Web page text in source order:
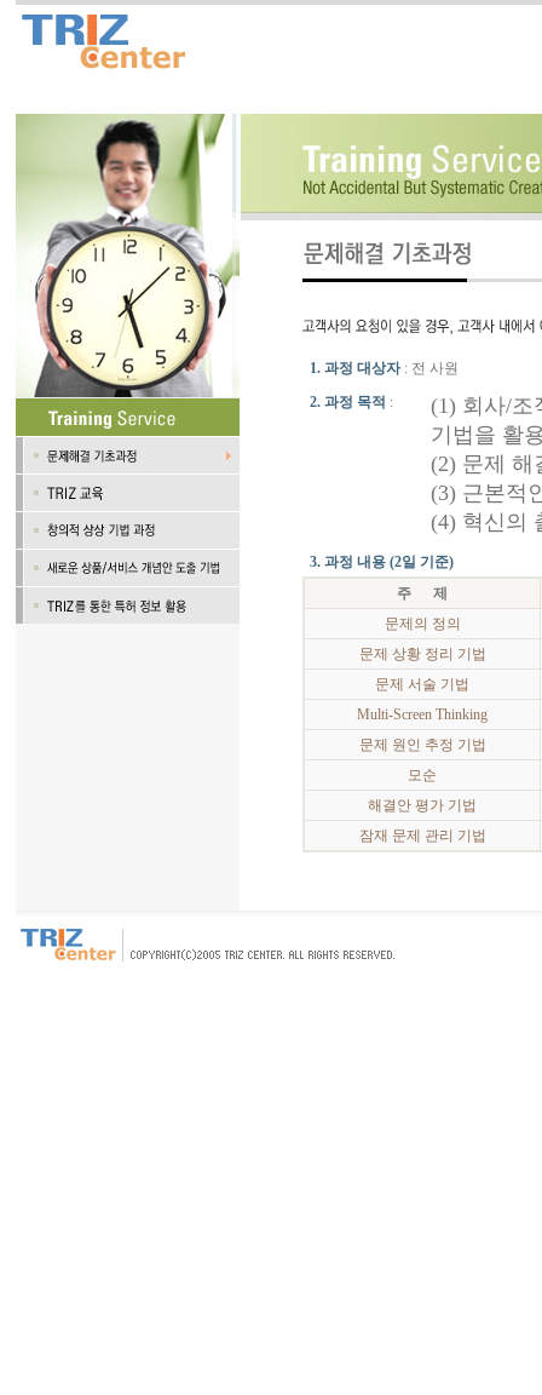
1. 과정 대상자: 전 사원
2. 과정 목적 :
(1) 회사/조
기법을 활
(2) 문제 해
(3) 근본적
(4) 혁신의
3. 과정 내용 (2일 기준)
주 제
문제의 정의
문제 상황 정리 기법
문제 서술 기법
Multi-Screen Thinking
문제 원인 추정 기법
모순
해결안 평가 기법
잠재 문제 관리 기법